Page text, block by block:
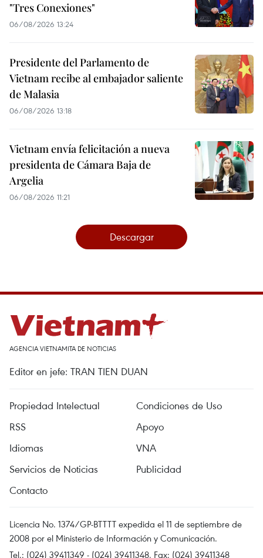
"Tres Conexiones"
06/08/2026 13:24
Presidente del Parlamento de
Vietnam recibe al embajador saliente
de Malasia
06/08/2026 13:18
Vietnam envía felicitación a nueva
presidenta de Cámara Baja de
Argelia
06/08/2026 11:21
Descargar
AGENCIA VIETNAMITA DE NOTICIAS
Editor en jefe: TRAN TIEN DUAN
Propiedad Intelectual
Condiciones de Uso
RSS
Apoyo
Idiomas
VNA
Servicios de Noticias
Publicidad
Contacto
Licencia No. 1374/GP-BTTTT expedida el 11 de septiembre de
2008 por el Ministerio de Información y Comunicación.
Tel.: (024) 39411349 - (024) 39411348, Fax: (024) 39411348